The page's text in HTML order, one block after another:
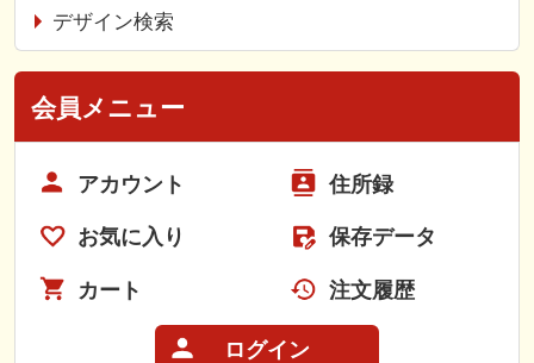
デザイン検索
会員メニュー
アカウント 住所録
お気に入り 保存データ
カート 注文履歴
ログイン